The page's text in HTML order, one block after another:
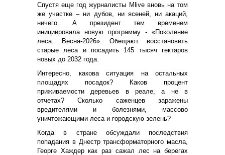
Спустя еще год журналисты Mlive вновь на том
же участке – ни дубов, ни ясеней, ни акаций,
ничего. А президент тем временем
инициировала новую программу - «Поколение
леса. Весна-2026». Обещают восстановить
старые леса и посадить 145 тысяч гектаров
новых до 2032 года.
Интересно, какова ситуация на остальных
площадях посадок? Каков процент
приживаемости деревьев в реале, а не в
отчетах? Сколько саженцев заражены
вредителями и болезнями, массово
уничтожающими леса и городскую зелень?
Когда в стране обсуждали последствия
попадания в Днестр трансформаторного масла,
Георге Хаждер как раз сажал лес на берегах